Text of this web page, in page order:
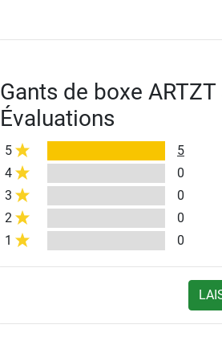
Gants de boxe
Évaluations
5
5
4
0
3
0
2
0
1
0